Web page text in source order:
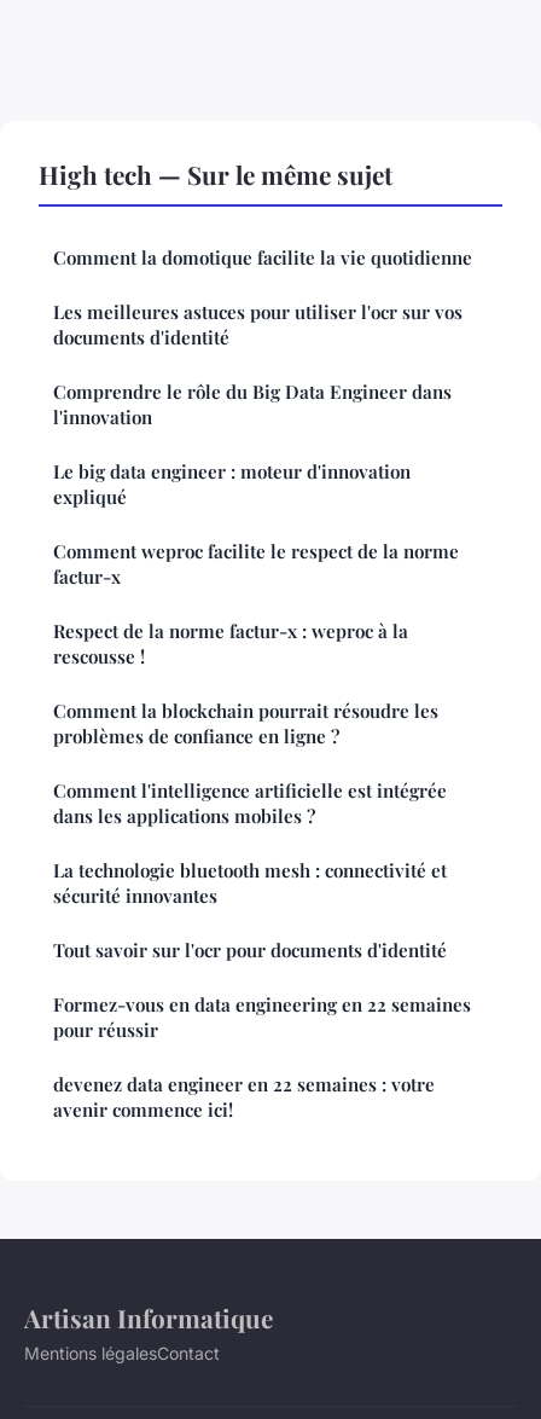
High tech — Sur le même sujet
Comment la domotique facilite la vie quotidienne
Les meilleures astuces pour utiliser l'ocr sur vos
documents d'identité
Comprendre le rôle du Big Data Engineer dans
l'innovation
Le big data engineer : moteur d'innovation
expliqué
Comment weproc facilite le respect de la norme
factur-x
Respect de la norme factur-x : weproc à la
rescousse !
Comment la blockchain pourrait résoudre les
problèmes de confiance en ligne ?
Comment l'intelligence artificielle est intégrée
dans les applications mobiles ?
La technologie bluetooth mesh : connectivité et
sécurité innovantes
Tout savoir sur l'ocr pour documents d'identité
Formez-vous en data engineering en 22 semaines
pour réussir
devenez data engineer en 22 semaines : votre
avenir commence ici!
Artisan Informatique
Mentions légalesContact